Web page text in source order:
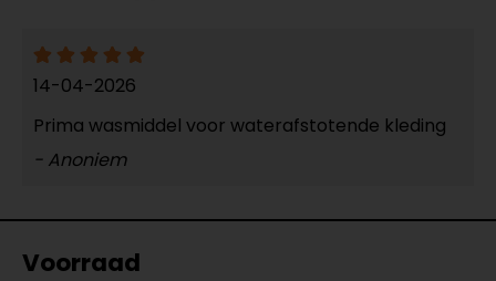
14-04-2026
Prima wasmiddel voor waterafstotende kleding
- Anoniem
Voorraad